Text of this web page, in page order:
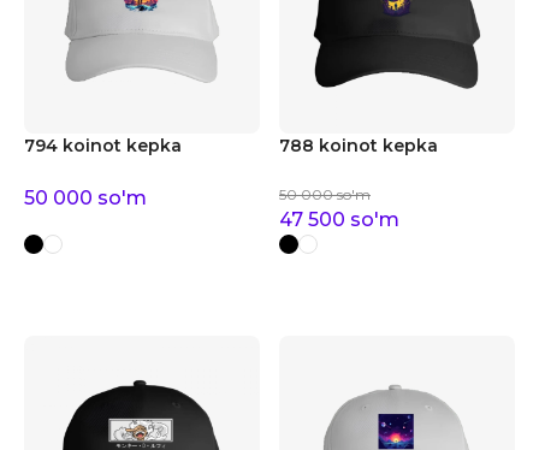
794 koinot kepka
50 000 so'm
788 koinot kepka
50 000 so'm
47 500 so'm